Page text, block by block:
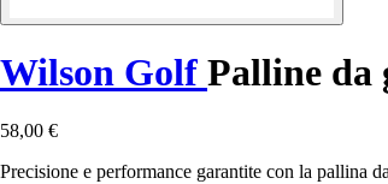
Wilson Golf Palline da
58,00 €
Precisione e performance garantite con la pallina